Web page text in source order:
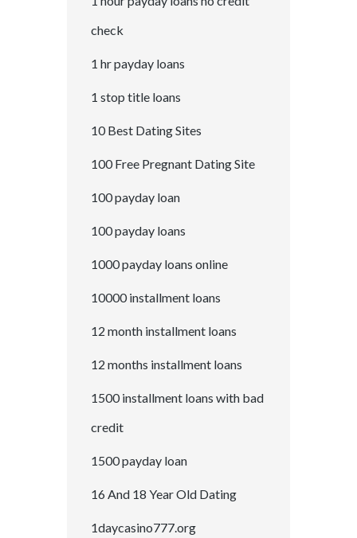
check
1 hr payday loans
1 stop title loans
10 Best Dating Sites
100 Free Pregnant Dating Site
100 payday loan
100 payday loans
1000 payday loans online
10000 installment loans
12 month installment loans
12 months installment loans
1500 installment loans with bad
credit
1500 payday loan
16 And 18 Year Old Dating
1daycasino777.org